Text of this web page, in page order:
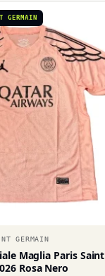
GERMAIN
GERMAIN
Maglia Paris Saint
Rosa Nero